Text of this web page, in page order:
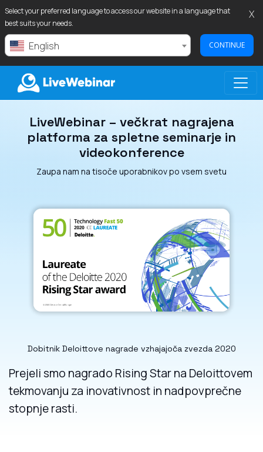
Select your preferred language to access our website in a language that
best suits your needs.
English CONTINUE
X
LIVEWEBINAR.COM
LiveWebinar – večkrat nagrajena
platforma za spletne seminarje in
videokonference
Zaupa nam na tisoče uporabnikov po vsem svetu
Dobitnik Deloittove nagrade vzhajajoča zvezda 2020
Prejeli smo nagrado Rising Star na Deloittovem
tekmovanju za inovativnost in nadpovprečne
stopnje rasti.